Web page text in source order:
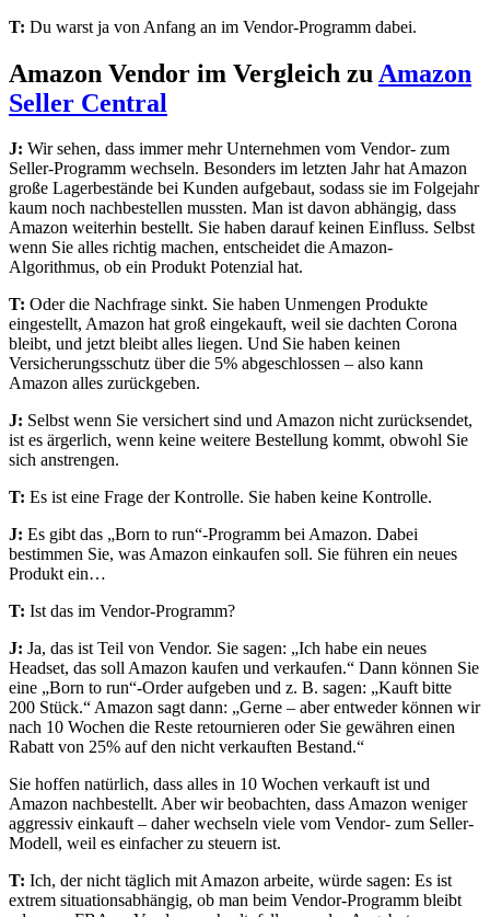
T: Du warst ja von Anfang an im Vendor-Programm dabei.
Amazon Vendor im Vergleich zu Amazon
Seller Central
J: Wir sehen, dass immer mehr Unternehmen vom Vendor- zum
Seller-Programm wechseln. Besonders im letzten Jahr hat Amazon
große Lagerbestände bei Kunden aufgebaut, sodass sie im Folgejahr
kaum noch nachbestellen mussten. Man ist davon abhängig, dass
Amazon weiterhin bestellt. Sie haben darauf keinen Einfluss. Selbst
wenn Sie alles richtig machen, entscheidet die Amazon-
Algorithmus, ob ein Produkt Potenzial hat.
T: Oder die Nachfrage sinkt. Sie haben Unmengen Produkte
eingestellt, Amazon hat groß eingekauft, weil sie dachten Corona
bleibt, und jetzt bleibt alles liegen. Und Sie haben keinen
Versicherungsschutz über die 5% abgeschlossen – also kann
Amazon alles zurückgeben.
J: Selbst wenn Sie versichert sind und Amazon nicht zurücksendet,
ist es ärgerlich, wenn keine weitere Bestellung kommt, obwohl Sie
sich anstrengen.
T: Es ist eine Frage der Kontrolle. Sie haben keine Kontrolle.
J: Es gibt das „Born to run“-Programm bei Amazon. Dabei
bestimmen Sie, was Amazon einkaufen soll. Sie führen ein neues
Produkt ein…
T: Ist das im Vendor-Programm?
J: Ja, das ist Teil von Vendor. Sie sagen: „Ich habe ein neues
Headset, das soll Amazon kaufen und verkaufen.“ Dann können Sie
eine „Born to run“-Order aufgeben und z. B. sagen: „Kauft bitte
200 Stück.“ Amazon sagt dann: „Gerne – aber entweder können wir
nach 10 Wochen die Reste retournieren oder Sie gewähren einen
Rabatt von 25% auf den nicht verkauften Bestand.“
Sie hoffen natürlich, dass alles in 10 Wochen verkauft ist und
Amazon nachbestellt. Aber wir beobachten, dass Amazon weniger
aggressiv einkauft – daher wechseln viele vom Vendor- zum Seller-
Modell, weil es einfacher zu steuern ist.
T: Ich, der nicht täglich mit Amazon arbeite, würde sagen: Es ist
extrem situationsabhängig, ob man beim Vendor-Programm bleibt